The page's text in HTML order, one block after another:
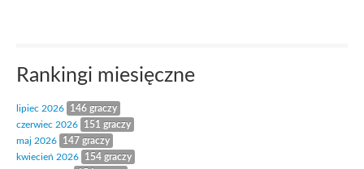
Rankingi miesięczne
lipiec 2026
146 graczy
czerwiec 2026
151 graczy
maj 2026
147 graczy
kwiecień 2026
154 graczy